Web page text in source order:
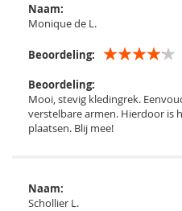
Naam:
Monique de L.
Beoordeling:
Beoordeling:
Mooi, stevig kledingrek.
verstelbare armen. Hierdoor is
plaatsen. Blij mee!
Naam:
Schollier L.